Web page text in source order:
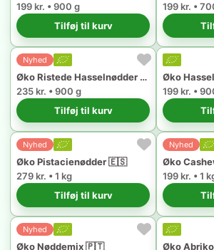
199 kr. • 900 g
Tilføj til kurv
199 kr. •
Nyhed
Øko Ristede Hasselnødder 🇵🇹
235 kr. • 900 g
Tilføj til kurv
Øko
199 kr. •
Nyhed
Øko Pistacienødder 🇪🇸
279 kr. • 1 kg
Tilføj til kurv
Nyhed
Øko
199 kr. • 1
Nyhed
Øko Nøddemix 🇵🇹
Øko